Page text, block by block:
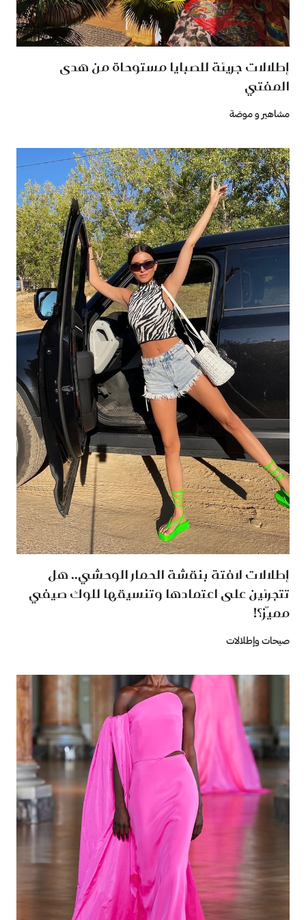
إطلالات جريئة للصبايا مستوحاة من هدى
المفتي
مشاهير و موضة
إطلالات لافتة بنقشة الحمار الوحشي.. هل
تتجرئين على اعتمادها وتنسيقها للوك صيفي
مميّز؟!
صيحات وإطلالات